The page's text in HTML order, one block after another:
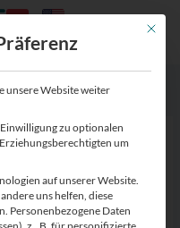
November 2024
Mit
unsere Website weiter
zu optionalen
um
auf unserer Website.
uns helfen, diese
Personenbezogene Daten